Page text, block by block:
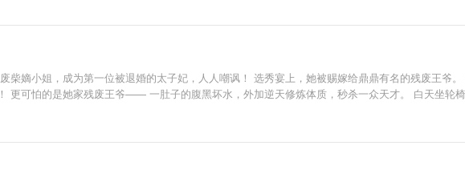
柴嫡小姐，成为第一位被退婚的太子妃，人人嘲讽！ 选秀宴上，她被赐嫁给鼎鼎有名的残废王爷
更可怕的是她家残废王爷—— 一肚子的腹黑坏水，外加逆天修炼体质，秒杀一众天才。 白天坐轮